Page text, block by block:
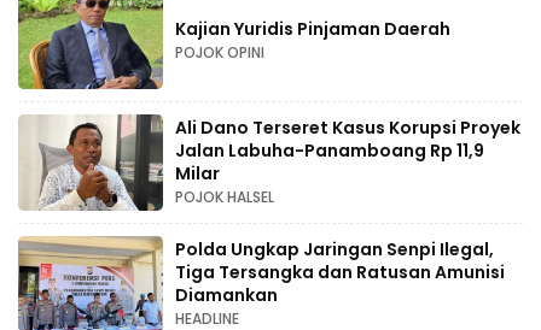
Kajian Yuridis Pinjaman Daerah
POJOK OPINI
Ali Dano Terseret Kasus Korupsi Proyek
Jalan Labuha-Panamboang Rp 11,9
Milar
POJOK HALSEL
Polda Ungkap Jaringan Senpi Ilegal,
Tiga Tersangka dan Ratusan Amunisi
Diamankan
HEADLINE